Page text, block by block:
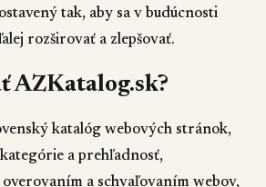
tak, aby sa v budúcnosti
rozširovať a zlepšovať.
AZKatalog.sk?
katalóg webových stránok,
a prehľadnosť,
a schvaľovaním webov,